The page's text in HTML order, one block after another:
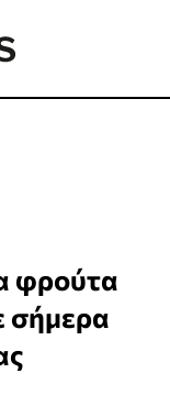
φρούτα
σήμερα